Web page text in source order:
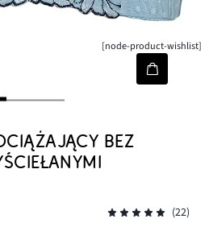
[node-product-wishlist]
BEZ
(22)